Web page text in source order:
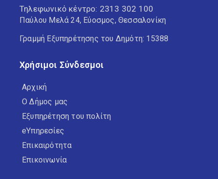
Τηλεφωνικό κέντρο: 2313 302 100
Παύλου Μελά 24, Εύοσμος, Θεσσαλονίκη
Γραμμή Εξυπηρέτησης του Δημότη: 15388
Χρήσιμοι Σύνδεσμοι
Αρχική
Ο Δήμος μας
Εξυπηρέτηση του πολίτη
eΥπηρεσίες
Επικαιρότητα
Επικοινωνία